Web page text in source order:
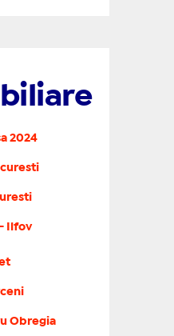
2024
Ilfov
Obregia